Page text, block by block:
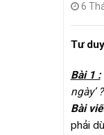
6
Tư
Bài 1 :
ngày’ ?
Bài
phải